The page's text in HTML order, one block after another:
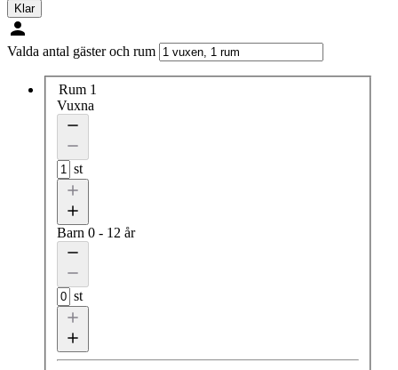
Klar
Valda antal gäster och rum
Rum 1
Vuxna
st
Barn 0 - 12 år
st